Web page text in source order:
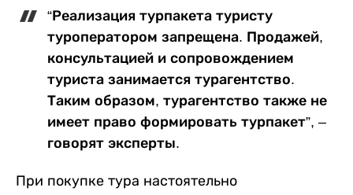
“Реализация турпакета туристу
туроператором запрещена. Продажей,
консультацией и сопровождением
туриста занимается турагентство.
Таким образом, турагентство также не
имеет право формировать турпакет”, –
говорят эксперты.
При покупке тура настоятельно